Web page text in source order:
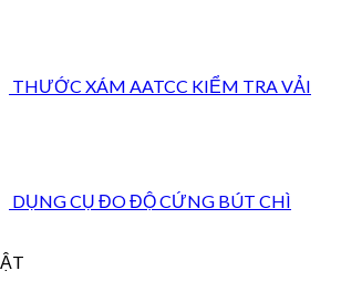
THƯỚC XÁM AATCC KIỂM TRA VẢI
DỤNG CỤ ĐO ĐỘ CỨNG BÚT CHÌ